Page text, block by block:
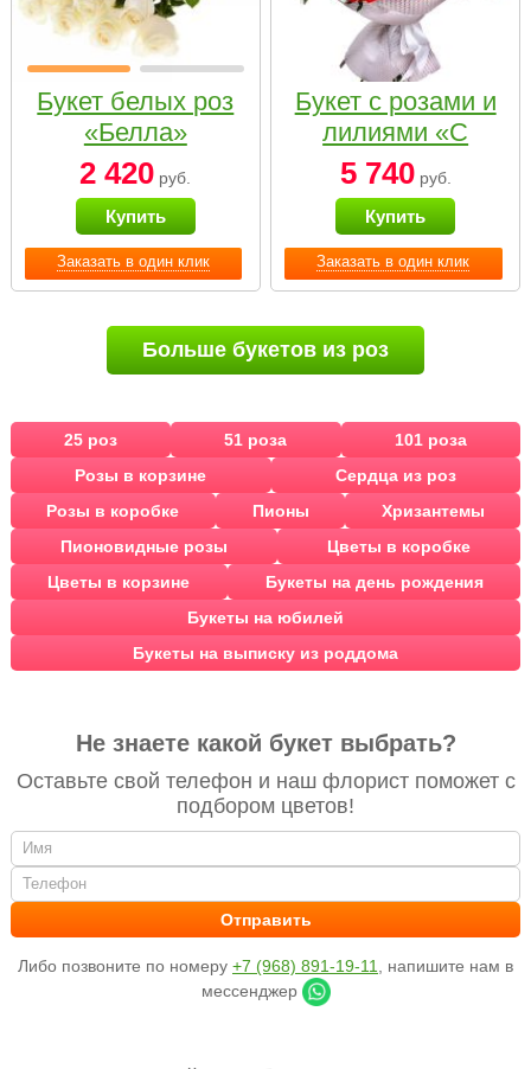
Заказать в один клик
Букет белых роз
«Белла»
2 420 руб.
Купить
Заказать в один клик
Букет с розами и
лилиями «С
наилучшими
пожеланиями»
5 740руб.
Купить
Больше букетов из роз
25 роз 51 роза
101 роза
Розы в корзине
Сердца из роз
Розы в коробке
Пионы
Хризантемы
Пионовидные розы
Цветы в коробке
Цветы в корзине
Букеты на день рождения
Букеты на юбилей
Букеты на выписку из роддома
Не знаете какой букет выбрать?
Оставьте свой телефон и наш флорист поможет с
подбором цветов!
Либо позвоните по номеру +7 (968) 891-19-11
, напишите нам в
мессенджер